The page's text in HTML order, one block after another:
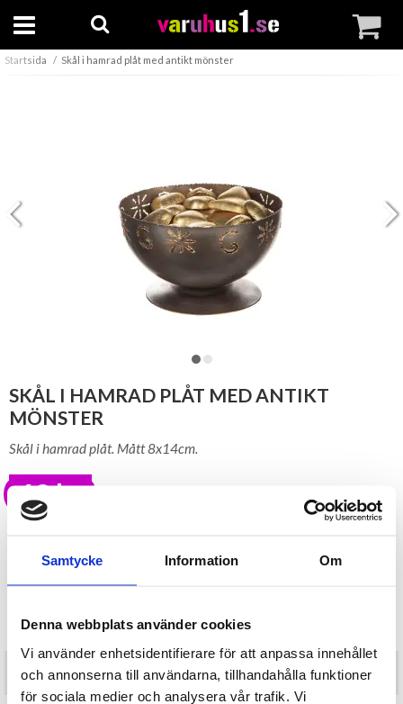
Samtycke Information Om
Denna webbplats använder cookies
Vi använder enhetsidentifierare för att anpassa innehållet
och annonserna till användarna, tillhandahålla funktioner
för sociala medier och analysera vår trafik. Vi
Startsida Skål i hamrad plåt med antikt mönster
SKÅL I HAMRAD PLÅT MED ANTIKT
MÖNSTER
Skål i hamrad plåt. Mått 8x14cm.
69 kr
BEVAKA
Tillfälligt Slut
Preliminärt åter i lager: Okänt
Skål i hamrad plåt. Mått 8x14cm.